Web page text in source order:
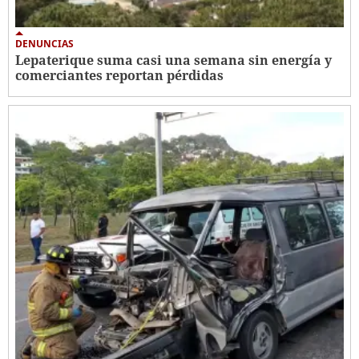
DENUNCIAS
Lepaterique suma casi una semana sin energía y
comerciantes reportan pérdidas